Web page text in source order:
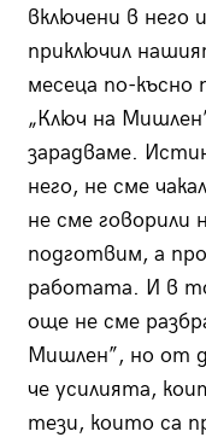
включени в него
приключил
месеца по-късно
„Ключ на
зарадваме.
него, не сме
не сме говорили
подготвим, а
работата. И в
още не сме
Мишлен”, но от
че усилията,
тези, които са